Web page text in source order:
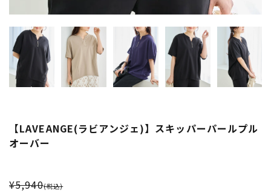
【LAVEANGE(ラビアンジェ)】スキッパーパールプル
オーバー
¥5,940(税込)